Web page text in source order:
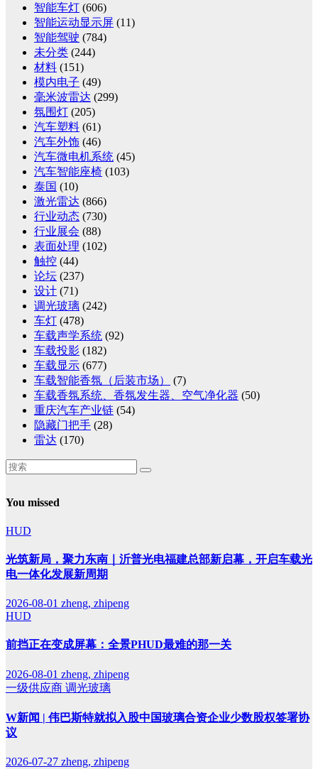
智能车灯 (606)
智能运动显示屏 (11)
智能驾驶 (784)
未分类 (244)
材料 (151)
模内电子 (49)
毫米波雷达 (299)
氛围灯 (205)
汽车塑料 (61)
汽车外饰 (46)
汽车微电机系统 (45)
汽车智能座椅 (103)
泰国 (10)
激光雷达 (866)
行业动态 (730)
行业展会 (88)
表面处理 (102)
触控 (44)
论坛 (237)
设计 (71)
调光玻璃 (242)
车灯 (478)
车载声学系统 (92)
车载投影 (182)
车载显示 (677)
车载智能香氛（后装市场）
(7)
车载香氛系统、香氛发生器、空气净化器 (50)
重庆汽车产业链 (54)
隐藏门把手 (28)
雷达 (170)
You missed
HUD
光筑新局，聚力东南｜沂普光电福建总部新启幕，开启车载光
电一体化发展新周期
2026-08-01 zheng, zhipeng
HUD
前挡正在变成屏幕：全景PHUD最难的那一关
2026-08-01 zheng, zhipeng
一级供应商 调光玻璃
W新闻 | 伟巴斯特就拟入股中国玻璃合资企业少数股权签署协
议
2026-07-27 zheng, zhipeng